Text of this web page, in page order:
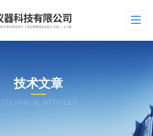
技术文章
TECHNICAL ARTICLES